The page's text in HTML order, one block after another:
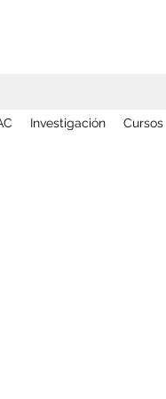
Investigación Cursos